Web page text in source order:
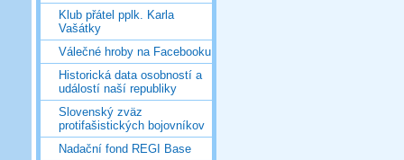
Klub přátel pplk. Karla
Vašátky
Válečné hroby na Facebooku
Historická data osobností a
událostí naší republiky
Slovenský zväz
protifašistických bojovníkov
Nadační fond REGI Base